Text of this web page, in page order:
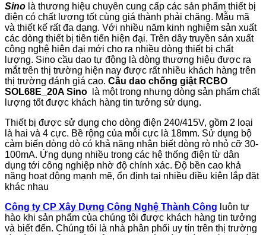
Sino là thương hiệu chuyên cung cấp các sản phẩm thiết bị
điện có chất lượng tốt cùng giá thành phải chăng. Mẫu mã
và thiết kế rất đa dạng. Với nhiều năm kinh nghiệm sản xuất
các dòng thiết bị tiên tiến hiện đại. Trên dây truyền sản xuất
công nghệ hiên đại mới cho ra nhiều dòng thiết bị chất
lượng. Sino cầu dao tự động là dòng thương hiệu được ra
mắt trên thị trường hiện nay được rất nhiều khách hàng trên
thị trường đánh giá cao. Cầu dao chống giật RCBO
SOL68E_20A Sino
là một trong nhưng dòng sản phẩm chất
lượng tốt được khách hàng tin tưởng sử dụng.
Thiết bị được sử dụng cho dòng điện 240/415V, gồm 2 loại
là hai và 4 cực. Bề rộng của mỗi cực là 18mm. Sử dụng bộ
cảm biến dòng dò có khả năng nhận biết dòng rò nhỏ cỡ 30-
100mA. Ứng dụng nhiều trong các hệ thống điện từ dân
dụng tới công nghiệp nhờ độ chính xác. Độ bền cao khả
năng hoạt động mạnh mẽ, ổn định tại nhiều điều kiện lắp đặt
khác nhau
Công ty CP Xây Dựng Công Nghệ Thành Công luôn tự
hào khi sản phẩm của chúng tôi được khách hàng tin tưởng
và biết đến. Chúng tôi là nhà phân phối uy tín trên thị trường